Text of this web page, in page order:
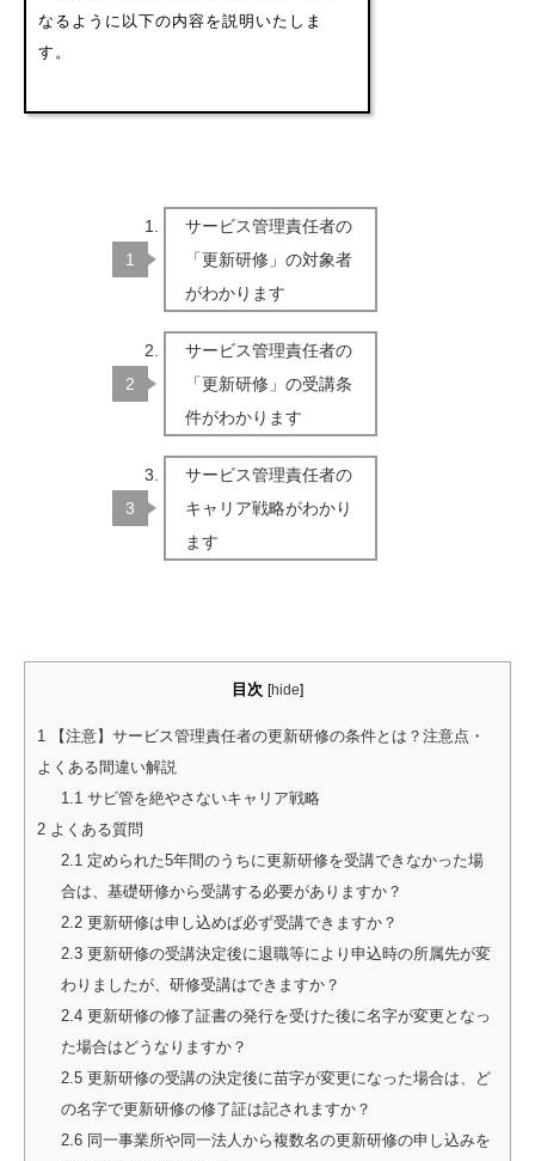
なるように以下の内容を説明いたしま
す。
サービス管理責任者の
「更新研修」の対象者
がわかります
サービス管理責任者の
「更新研修」の受講条
件がわかります
サービス管理責任者の
キャリア戦略がわかり
ます
目次 [hide]
1 【注意】サービス管理責任者の更新研修の条件とは？注意点・
よくある間違い解説
1.1サビ管を絶やさないキャリア戦略
2 よくある質問
2.1定められた5年間のうちに更新研修を受講できなかった場
合は、基礎研修から受講する必要がありますか？
2.2更新研修は申し込めば必ず受講できますか？
2.3更新研修の受講決定後に退職等により申込時の所属先が変
わりましたが、研修受講はできますか？
2.4更新研修の修了証書の発行を受けた後に名字が変更となっ
た場合はどうなりますか？
2.5更新研修の受講の決定後に苗字が変更になった場合は、ど
の名字で更新研修の修了証は記されますか？
2.6同一事業所や同一法人から複数名の更新研修の申し込みを